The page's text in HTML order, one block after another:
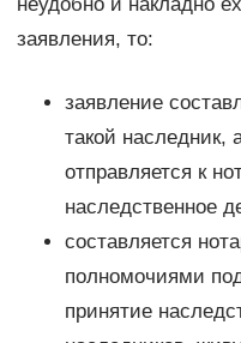
неудобно и накладно
заявления, то:
заявление
такой
отправляется к
наследственное
составляется
полномочиями
принятие